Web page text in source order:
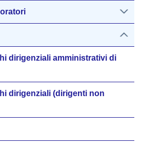
dirigenziali amministrativi di
dirigenziali (dirigenti non